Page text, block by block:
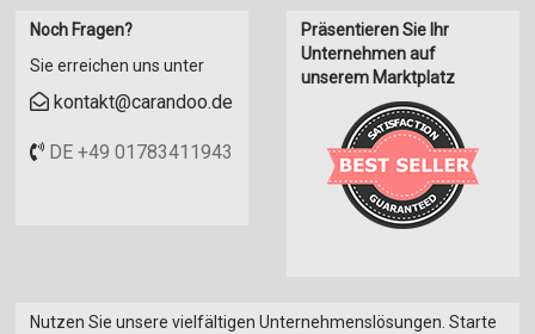
Noch Fragen?
Sie erreichen uns unter
kontakt@carandoo.de
DE +49 01783411943
Präsentieren Sie Ihr
Unternehmen auf
unserem Marktplatz
Nutzen Sie unsere vielfältigen Unternehmenslösungen. Starte